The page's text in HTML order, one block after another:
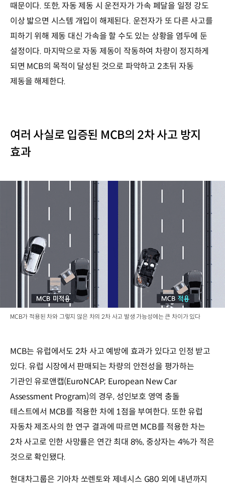
때문이다. 또한, 자동 제동 시 운전자가 가속 페달을 일정 강도
이상 밟으면 시스템 개입이 해제된다. 운전자가 또 다른 사고를
피하기 위해 제동 대신 가속을 할 수도 있는 상황을 염두에 둔
설정이다. 마지막으로 자동 제동이 작동하여 차량이 정지하게
되면 MCB의 목적이 달성된 것으로 파악하고 2초뒤 자동
제동을 해제한다.
여러 사실로 입증된 MCB의 2차 사고 방지
효과
MCB가 적용된 차와 그렇지 않은 차의 2차 사고 발생 가능성에는 큰 차이가 있다
MCB는 유럽에서도 2차 사고 예방에 효과가 있다고 인정 받고
있다. 유럽 시장에서 판매되는 차량의 안전성을 평가하는
기관인 유로앤캡(EuroNCAP; European New Car
Assessment Program)의 경우, 성인보호 영역 충돌
테스트에서 MCB를 적용한 차에 1점을 부여한다. 또한 유럽
자동차 제조사의 한 연구 결과에 따르면 MCB를 적용한 차는
2차 사고로 인한 사망률은 연간 최대 8%, 중상자는 4%가 적은
것으로 확인됐다.
현대차그룹은 기아차 쏘렌토와 제네시스 G80 외에 내년까지